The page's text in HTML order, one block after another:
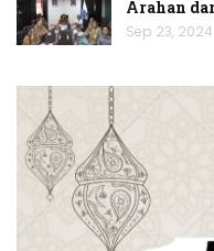
Arahan
Sep 23, 2024